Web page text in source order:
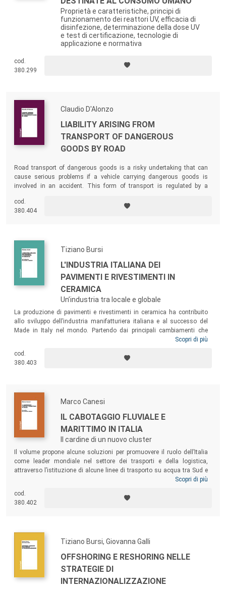
Proprietà e caratteristiche, principi di
funzionamento dei reattori UV, efficacia di
disinfezione, determinazione della dose UV
e test di certificazione, tecnologie di
applicazione e normativa
cod.
380.299
Claudio D'Alonzo
LIABILITY ARISING FROM
TRANSPORT OF DANGEROUS
GOODS BY ROAD
Road transport of dangerous goods is a risky undertaking that can
cause serious problems if a vehicle carrying dangerous goods is
involved in an accident. This form of transport is regulated by a
fragmented discipline raises the problem of analyzing a legislative
system composed of several layers, which can lead to many legal
cod.
380.404
Tiziano Bursi
L'INDUSTRIA ITALIANA DEI
PAVIMENTI E RIVESTIMENTI IN
CERAMICA
Un’industria tra locale e globale
La produzione di pavimenti e rivestimenti in ceramica ha contribuito
allo sviluppo dell’industria manifatturiera italiana e al successo del
Made in Italy nel mondo. Partendo dai principali cambiamenti che
hanno mutato la geografia di questa industria su scala
corso del tempo, a modificare il profilo dell’industria ceramica italiana e
della sua filiera, a tracciare i percorsi di sviluppo seguiti dalle imprese e
Scopri di più
cod.
380.403
Marco Canesi
IL CABOTAGGIO FLUVIALE E
MARITTIMO IN ITALIA
Il cardine di un nuovo cluster
Il volume propone alcune soluzioni per promuovere il ruolo dell’Italia
come leader mondiale nel settore dei trasporti e della logistica,
attraverso l’istituzione di alcune linee di trasporto su acqua tra Sud e
Nord Italia. Il Mezzogiorno, grazie ai suoi tre grandi hub e a un diffuso
una nuova area del Mediterraneo, mentre il Nord Italia, grazie al Po e
alla riqualificazione della sua struttura produttiva, avrebbe l’opportunità
Scopri di più
cod.
380.402
Tiziano Bursi, Giovanna Galli
OFFSHORING E RESHORING NELLE
STRATEGIE DI
INTERNAZIONALIZZAZIONE